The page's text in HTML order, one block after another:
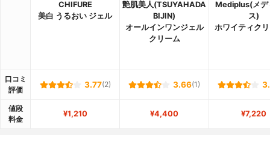
CHIFURE
美白 うるおい ジェル
艶肌美人(TSUYAHADA
BIJIN)
オールインワンジェル
クリーム
Mediplus(メデ
ス)
ホワイティク
口コミ
評価
3.77(2) 3.66(1)
値段
料金
¥1,210 ¥4,400 ¥7,220